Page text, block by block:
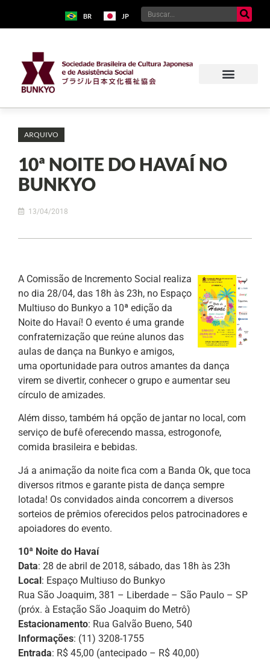
BR JP
ARQUIVO
10ª NOITE DO HAVAÍ NO
BUNKYO
13/04/2018
A Comissão de Incremento Social realiza
no dia 28/04, das 18h às 23h, no Espaço
Multiuso do Bunkyo a 10ª edição da
Noite do Havaí! O evento é uma grande
confraternização que reúne alunos das
aulas de dança na Bunkyo e amigos,
uma oportunidade para outros amantes da dança
virem se divertir, conhecer o grupo e aumentar seu
círculo de amizades.
Além disso, também há opção de jantar no local, com
serviço de bufê oferecendo massa, estrogonofe,
comida brasileira e bebidas.
Já a animação da noite fica com a Banda Ok, que toca
diversos ritmos e garante pista de dança sempre
lotada! Os convidados ainda concorrem a diversos
sorteios de prêmios oferecidos pelos patrocinadores e
apoiadores do evento.
10ª Noite do Havaí
Data: 28 de abril de 2018, sábado, das 18h às 23h
Local: Espaço Multiuso do Bunkyo
Rua São Joaquim, 381 – Liberdade – São Paulo – SP
(próx. à Estação São Joaquim do Metrô)
Estacionamento: Rua Galvão Bueno, 540
Informações: (11) 3208-1755
Entrada: R$ 45,00 (antecipado – R$ 40,00)